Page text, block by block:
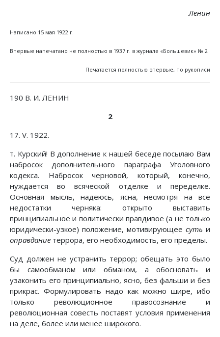
Ленин
Написано 15 мая 1922 г.
Впервые напечатано не полностью в 1937 г. в журнале «Большевик» № 2
Печатается полностью впервые, по рукописи
190 В. И. ЛЕНИН
2
17. V. 1922.
т. Курский! В дополнение к нашей беседе посылаю Вам
набросок дополнительного параграфа Уголовного
кодекса. Набросок черновой, который, конечно,
нуждается во всяческой отделке и переделке.
Основная мысль, надеюсь, ясна, несмотря на все
недостатки черняка: открыто выставить
принципиальное и политически правдивое (а не только
юридически-узкое) положение, мотивирующее суть и
оправдание террора, его необходимость, его пределы.
Суд должен не устранить террор; обещать это было
бы самообманом или обманом, а обосновать и
узаконить его принципиально, ясно, без фальши и без
прикрас. Формулировать надо как можно шире, ибо
только революционное правосознание и
революционная совесть поставят условия применения
на деле, более или менее широкого.